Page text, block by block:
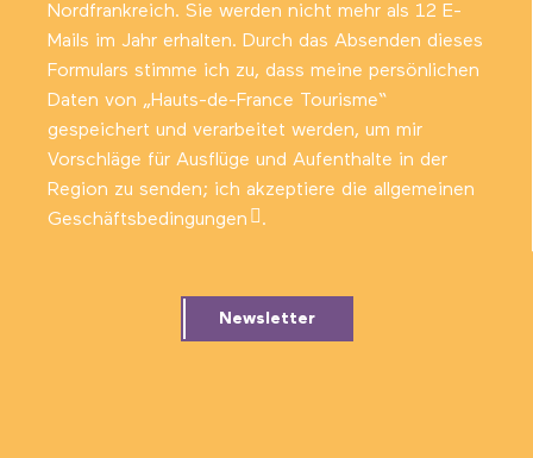
Nordfrankreich. Sie werden nicht mehr als 12 E-
Mails im Jahr erhalten. Durch das Absenden dieses
Formulars stimme ich zu, dass meine persönlichen
Daten von „Hauts-de-France Tourisme“
gespeichert und verarbeitet werden, um mir
Vorschläge für Ausflüge und Aufenthalte in der
Region zu senden; ich akzeptiere die allgemeinen
Geschäftsbedingungen
.
Newsletter